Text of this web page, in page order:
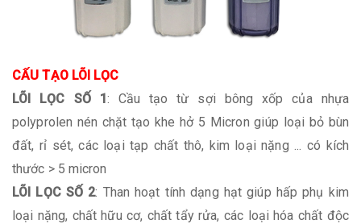
CẤU TẠO LÕI LỌC
LÕI LỌC SỐ 1: Cầu tạo từ sợi bông xốp của nhựa
polyprolen nén chặt tạo khe hở 5 Micron giúp loại bỏ bùn
đất, rỉ sét, các loại tạp chất thô, kim loại nặng ... có kích
thước > 5 micron
LÕI LỌC SỐ 2: Than hoạt tính dạng hạt giúp hấp phụ kim
loại nặng, chất hữu cơ, chất tẩy rửa, các loại hóa chất độc